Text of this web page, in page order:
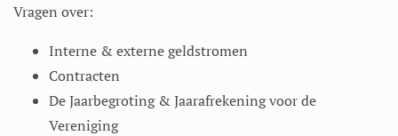
Vragen over:
Interne & externe geldstromen
Contracten
De Jaarbegroting & Jaarafrekening voor de
Vereniging